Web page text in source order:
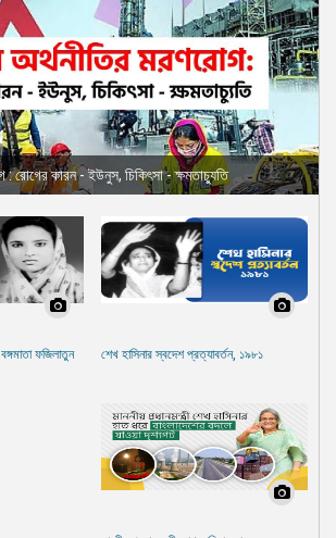
: রোগের কারন - ইউনুস, চিকিৎসা - ক্ষমতাচ্যুতি
ফজিলাতুন
শেখ হাসিনার স্বদেশ প্রত্যাবর্তন, ১৯৮১